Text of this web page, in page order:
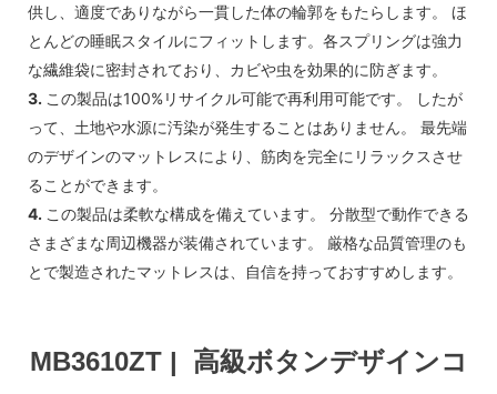
供し、適度でありながら一貫した体の輪郭をもたらします。 ほ
とんどの睡眠スタイルにフィットします。各スプリングは強力
な繊維袋に密封されており、カビや虫を効果的に防ぎます。
3. この製品は100%リサイクル可能で再利用可能です。 したが
って、土地や水源に汚染が発生することはありません。 最先端
のデザインのマットレスにより、筋肉を完全にリラックスさせ
ることができます。
4. この製品は柔軟な構成を備えています。 分散型で動作できる
さまざまな周辺機器が装備されています。 厳格な品質管理のも
とで製造されたマットレスは、自信を持っておすすめします。
MB3610ZT | 高級ボタンデザインコ